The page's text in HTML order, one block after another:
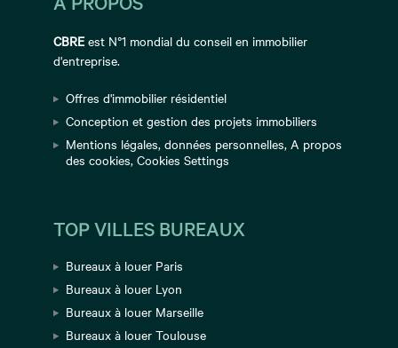
CBREest N°1 mondial du conseil en immobilier
d'entreprise.
Offres d'immobilier résidentiel
Conception et gestion des projets immobiliers
Mentions légales, données personnelles, A propos
des cookies, Cookies Settings
TOP VILLES BUREAUX
Bureaux à louer Paris
Bureaux à louer Lyon
Bureaux à louer Marseille
Bureaux à louer Toulouse